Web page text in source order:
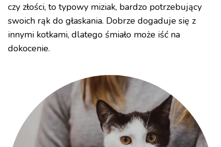
czy złości, to typowy miziak, bardzo potrzebujący
swoich rąk do głaskania. Dobrze dogaduje się z
innymi kotkami, dlatego śmiało może iść na
dokocenie.